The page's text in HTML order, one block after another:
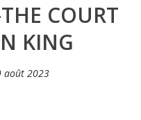
COURT
KING
août 2023